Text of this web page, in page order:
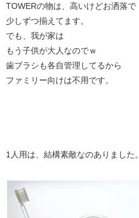
TOWERの物は、高いけどお洒落で
少しずつ揃えてます。
でも、我が家は
もう子供が大人なのでｗ
歯ブラシも各自管理してるから
ファミリー向けは不用です。
1人用は、結構素敵なのありました。